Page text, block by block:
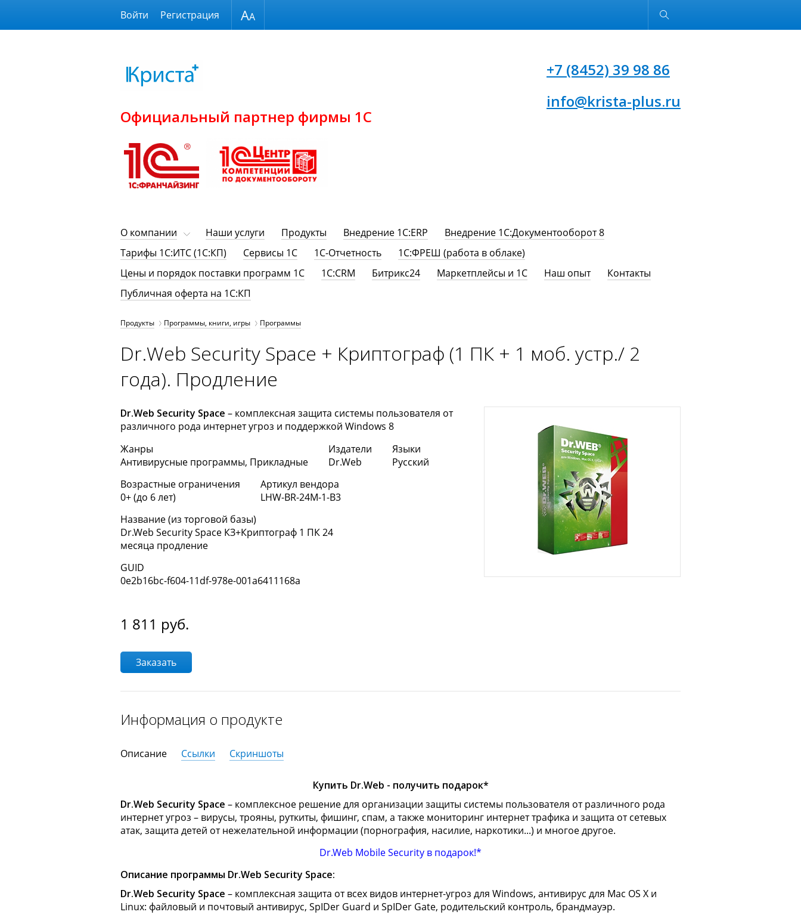
Размер шрифта Обычная версия
Официальный партнер фирмы 1С
+7 (8452) 39 98 86
info@krista-plus.ru
Войти Регистрация
О компании Наши услуги Продукты Внедрение 1С:ERP
Внедрение 1С:Документооборот 8
Тарифы 1С:ИТС (1С:КП)
Сервисы 1С 1C-Отчетность
1С:ФРЕШ (работа в облаке)
Цены и порядок поставки программ 1С
1С:CRM Битрикс24 Маркетплейсы и 1С Наш опыт
Контакты
Публичная оферта на 1С:КП
Продукты Программы, книги, игры Программы
Dr.Web Security Space + Криптограф (1 ПК + 1 моб. устр./ 2
года). Продление
Dr.Web Security Space – комплексная защита системы пользователя от
различного рода интернет угроз и поддержкой Windows 8
Жанры
Антивирусные программы, Прикладные
Издатели
Dr.Web
Языки
Русский
Возрастные ограничения
0+ (до 6 лет)
Артикул вендора
LHW-BR-24M-1-B3
Название (из торговой базы)
Dr.Web Security Space КЗ+Криптограф 1 ПК 24
месяца продление
GUID
0e2b16bc-f604-11df-978e-001a6411168a
1 811 руб.
Заказать
Информация о продукте
Описание Ссылки Скриншоты
Купить Dr.Web - получить подарок*
Dr.Web Security Space – комплексное решение для организации защиты системы пользователя от различного рода
интернет угроз – вирусы, трояны, руткиты, фишинг, спам, а также мониторинг интернет трафика и защита от сетевых
атак, защита детей от нежелательной информации (порнография, насилие, наркотики...) и многое другое.
Dr.Web Mobile Security в подарок!*
Описание программы Dr.Web Security Space:
Dr.Web Security Space – комплексная защита от всех видов интернет-угроз для Windows, антивирус для Mac OS X и
Linux: файловый и почтовый антивирус, SpIDer Guard и SpIDer Gate, родительский контроль, брандмауэр.